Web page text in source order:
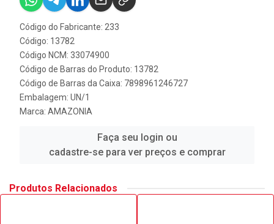
Código do Fabricante: 233
Código: 13782
Código NCM: 33074900
Código de Barras do Produto: 13782
Código de Barras da Caixa: 7898961246727
Embalagem: UN/1
Marca: AMAZONIA
Faça seu login ou
cadastre-se para ver preços e comprar
Produtos Relacionados